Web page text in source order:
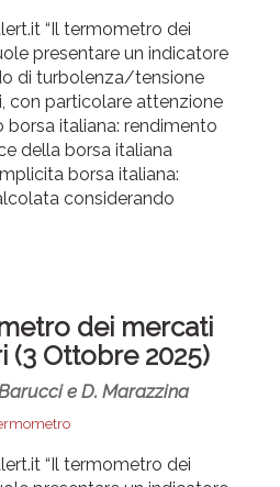
“Il termometro dei
presentare un indicatore
di turbolenza/tensione
con particolare attenzione
borsa italiana: rendimento
della borsa italiana
borsa italiana:
considerando
dei mercati
(3 Ottobre 2025)
e D. Marazzina
“Il termometro dei